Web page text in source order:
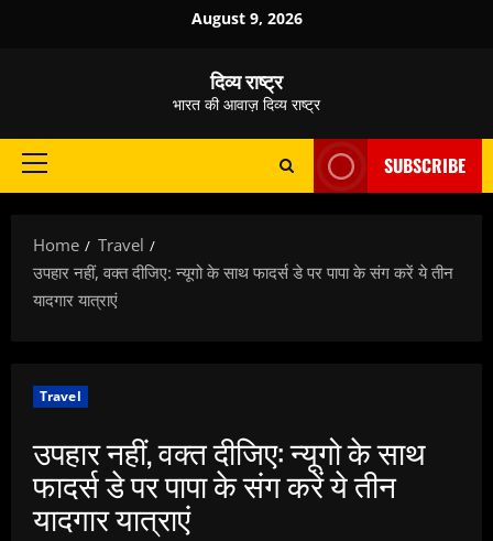
August 9, 2026
दिव्य राष्ट्र
भारत की आवाज़ दिव्य राष्ट्र
Primary
SUBSCRIBE
Home
Travel
उपहार नहीं, वक्त दीजिए: न्‍यूगो के साथ फादर्स डे पर पापा के संग करें ये तीन
यादगार यात्राएं
Travel
उपहार नहीं, वक्त दीजिए: न्‍यूगो के साथ
फादर्स डे पर पापा के संग करें ये तीन
यादगार यात्राएं